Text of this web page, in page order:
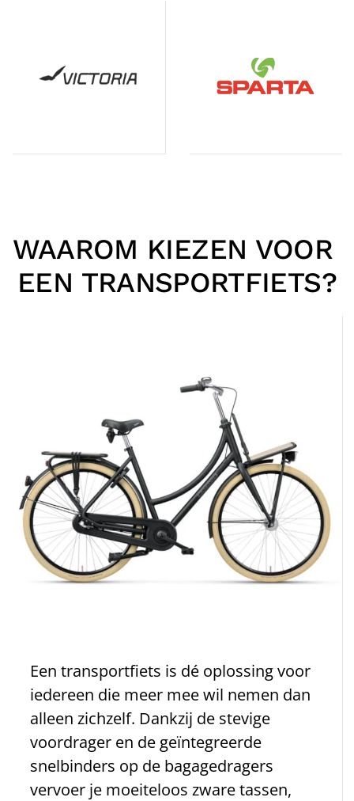
WAAROM KIEZEN VOOR
EEN TRANSPORTFIETS?
Een transportfiets is dé oplossing voor
iedereen die meer mee wil nemen dan
alleen zichzelf. Dankzij de stevige
voordrager en de geïntegreerde
snelbinders op de bagagedragers
vervoer je moeiteloos zware tassen,